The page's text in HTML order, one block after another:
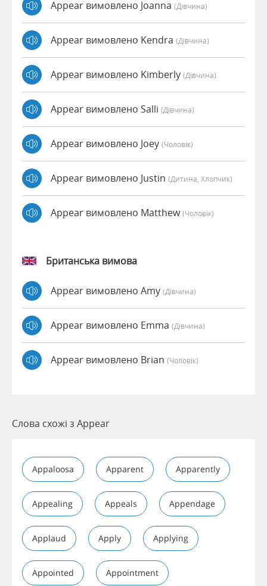
Appear вимовлено Joanna (дівчина)
Appear вимовлено Kendra (дівчина)
Appear вимовлено Kimberly (дівчина)
Appear вимовлено Salli (дівчина)
Appear вимовлено Joey (чоловік)
Appear вимовлено Justin (дитина, Хлопчик)
Appear вимовлено Matthew(чоловік)
Британська вимова
Appear вимовлено Amy (дівчина)
Appear вимовлено Emma (дівчина)
Appear вимовлено Brian (чоловік)
Слова схожі з Appear
Appaloosa Apparent Apparently
Appealing Appeals Appendage
Applaud Apply Applying
Appointed Appointment